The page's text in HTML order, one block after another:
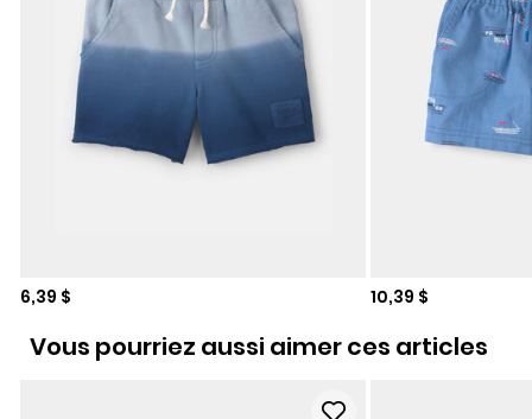
Prix de solde
6,39 $ Prix de solde
10,39 $
Vous pourriez aussi aimer ces articles